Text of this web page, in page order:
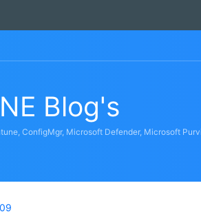
Blog's
ConfigMgr, Microsoft Defender, Microsoft